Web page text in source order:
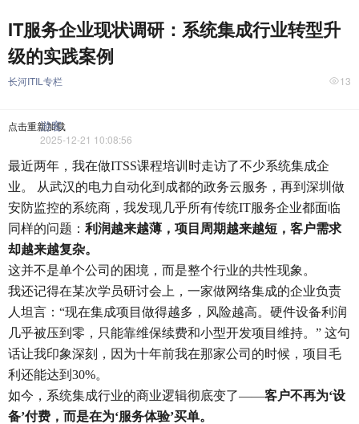
IT服务企业现状调研：系统集成行业转型升
级的实践案例
长河ITIL专栏 13
点击重新加载
游客
2025-12-21 10:08:56
最近两年，我在做ITSS课程培训时走访了不少系统集成企
业。 从武汉的电力自动化到成都的政务云服务，再到深圳做
安防监控的系统商，我发现几乎所有传统IT服务企业都面临
同样的问题： 利润越来越薄，项目周期越来越短，客户需求
却越来越复杂。
这并不是单个公司的困境，而是整个行业的共性现象。
我还记得在某次学员研讨会上，一家做网络集成的企业负责
人坦言：“现在集成项目做得越多，风险越高。硬件设备利润
几乎被压到零，只能靠维保续费和小型开发项目维持。” 这句
话让我印象深刻，因为十年前我在那家公司的时候，项目毛
利还能达到30%。
如今，系统集成行业的商业逻辑彻底变了——客户不再为‘设
备’付费，而是在为‘服务体验’买单。